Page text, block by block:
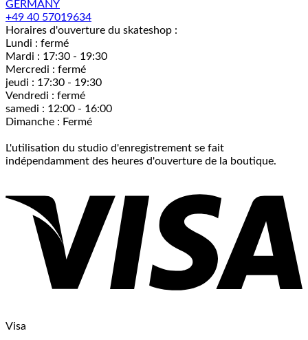
GERMANY
+49 40 57019634
Horaires d'ouverture du skateshop :
Lundi : fermé
Mardi : 17:30 - 19:30
Mercredi : fermé
jeudi : 17:30 - 19:30
Vendredi : fermé
samedi : 12:00 - 16:00
Dimanche : Fermé
L'utilisation du studio d'enregistrement se fait
indépendamment des heures d'ouverture de la boutique.
Visa